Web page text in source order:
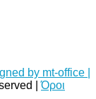
by mt-office |
|Όροι